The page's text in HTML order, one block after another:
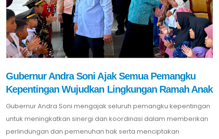
Gubernur Andra Soni Ajak Semua Pemangku
Kepentingan Wujudkan Lingkungan Ramah Anak
Gubernur Andra Soni mengajak seluruh pemangku kepentingan
untuk meningkatkan sinergi dan koordinasi dalam memberikan
perlindungan dan pemenuhan hak serta menciptakan